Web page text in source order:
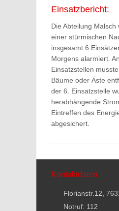
Einsatzbericht:
Die Abteilung Malsch
einer stürmischen
insgesamt 6
Morgens alarmiert.
Einsatzstellen
Bäume oder Äste
der 6. Einsatzstelle
herabhängende
Eintreffen des
abgesichert.
Kontaktdaten
Florianstr.12,
Notruf: 112